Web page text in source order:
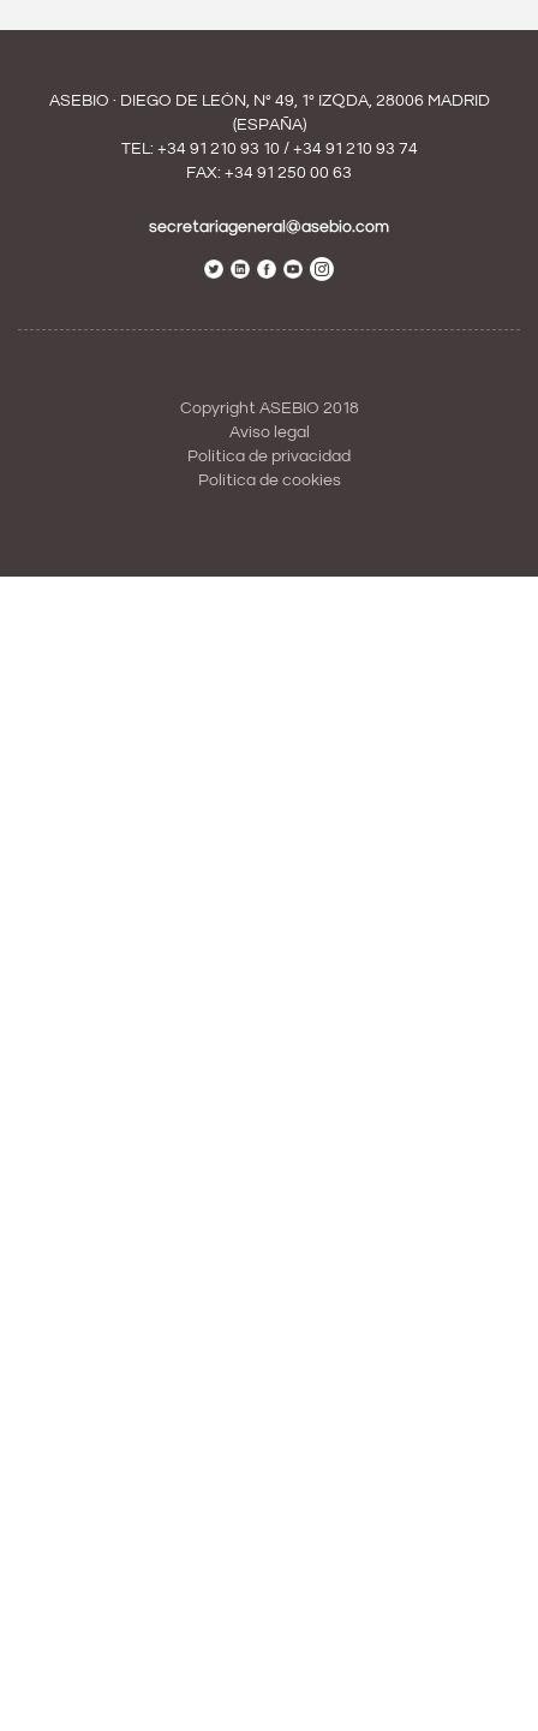
ASEBIO · DIEGO DE LEÓN, Nº 49, 1º IZQDA, 28006 MADRID
(ESPAÑA)
TEL: +34 91 210 93 10 / +34 91 210 93 74
FAX: +34 91 250 00 63
secretariageneral@asebio.com
Copyright ASEBIO 2018
Aviso legal
Política de privacidad
Política de cookies